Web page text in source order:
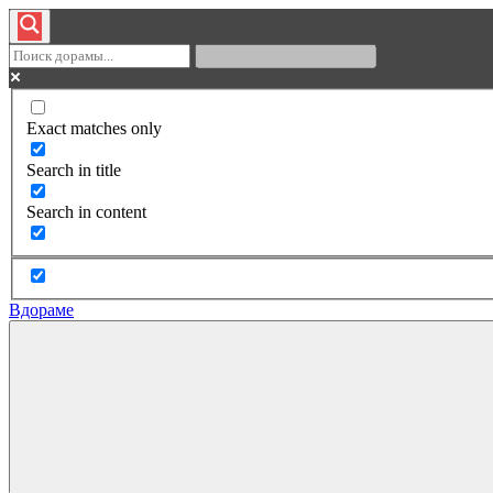
Exact matches only
Search in title
Search in content
Вдораме